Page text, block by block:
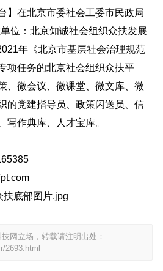
在北京市委社会工委市民政局
位：北京知诚社会组织众扶发展
年《北京市基层社会治理规范
项任务的北京社会组织众扶平
、微会议、微课堂、微文库、微
的党建指导员、政策闪送员、信
写作典库、人才宝库。
网立场，转载请注明出处：
2693.html